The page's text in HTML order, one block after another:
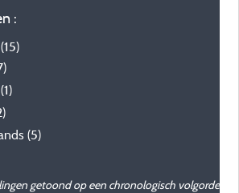
:
(5)
getoond op een chronologisch volgorde